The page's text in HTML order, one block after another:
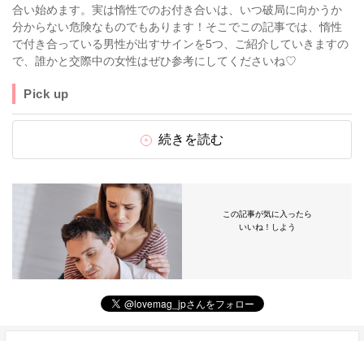
合い始めます。実は惰性でのお付き合いは、いつ破局に向かうか
分からない危険なものでもあります！そこでこの記事では、惰性
で付き合っている男性が出すサインを5つ、ご紹介していきますの
で、誰かと交際中の女性はぜひ参考にしてくださいね♡
Pick up
続きを読む
この記事が気に入ったら
いいね！しよう